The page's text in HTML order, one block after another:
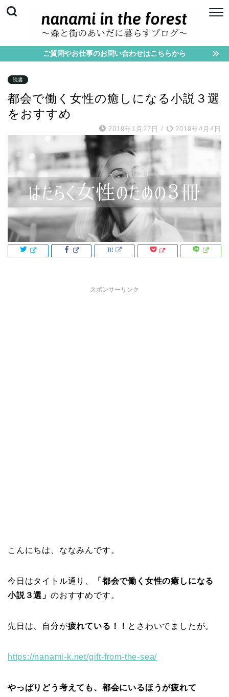
ご質問やお仕事のお問い合わせはこちらから
読書
都会で働く女性の癒しになる小説３選
をおすすめ
2019年1月27日 / 2019年4月4日
スポンサーリンク
こんにちは、ななみんです。
今日はタイトル通り、
「都会で働く女性の癒しになる
小説３選」 のおすすめです。
先日は、自分が疲れている！！ とさわいでましたが。
https://nanami-k.net/gift-from-the-sea/
やっぱりどう考えても、都会にいるほうが疲れて